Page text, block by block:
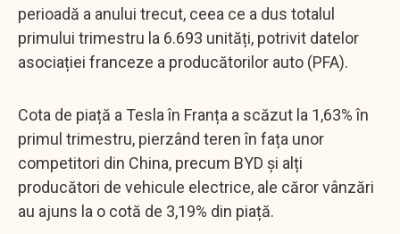
perioadă a anului trecut, ceea ce a dus totalul
primului trimestru la 6.693 unități, potrivit datelor
asociației franceze a producătorilor auto (PFA).
Cota de piață a Tesla în Franța a scăzut la 1,63% în
primul trimestru, pierzând teren în fața unor
competitori din China, precum BYD și alți
producători de vehicule electrice, ale căror vânzări
au ajuns la o cotă de 3,19% din piață.